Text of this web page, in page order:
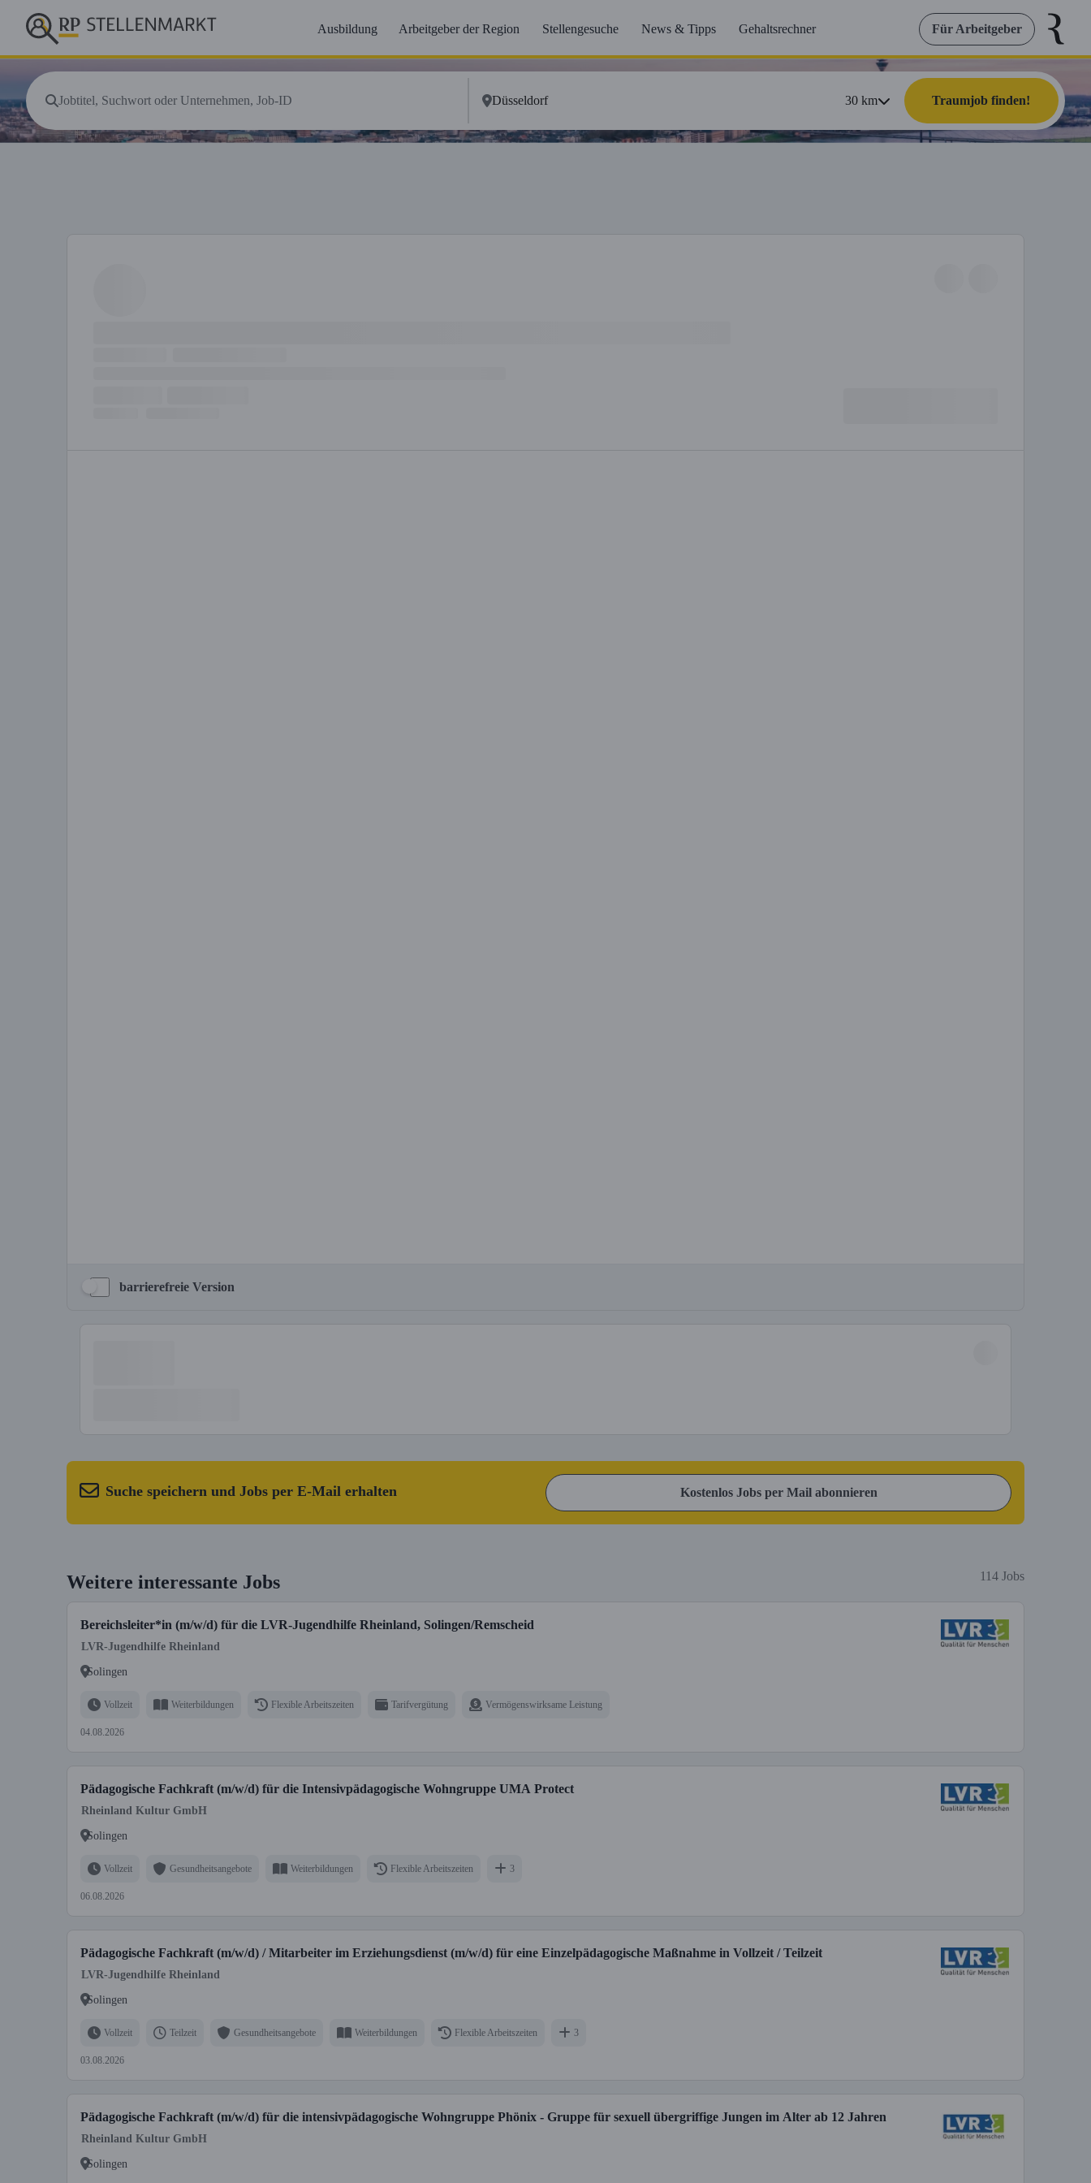
Ausbildung Arbeitgeber der Region Stellengesuche News & Tipps Gehaltsrechner Für Arbeitgeber
30km Traumjob finden!
barrierefreie Version
Suche speichern und Jobs per E-Mail erhalten Kostenlos Jobs per Mail abonnieren
Weitere interessante Jobs 114 Jobs
Bereichsleiter*in (m/w/d) für die LVR-Jugendhilfe Rheinland, Solingen/Remscheid
LVR-Jugendhilfe Rheinland
Solingen
Vollzeit Weiterbildungen Flexible Arbeitszeiten Tarifvergütung Vermögenswirksame Leistung
04.08.2026
Pädagogische Fachkraft (m/w/d) für die Intensivpädagogische Wohngruppe UMA Protect
Rheinland Kultur GmbH
Solingen
Vollzeit Gesundheitsangebote Weiterbildungen Flexible Arbeitszeiten 3
06.08.2026
Pädagogische Fachkraft (m/w/d) / Mitarbeiter im Erziehungsdienst (m/w/d) für eine Einzelpädagogische Maßnahme in Vollzeit / Teilzeit
LVR-Jugendhilfe Rheinland
Solingen
Vollzeit Teilzeit Gesundheitsangebote Weiterbildungen Flexible Arbeitszeiten 3
03.08.2026
Pädagogische Fachkraft (m/w/d) für die intensivpädagogische Wohngruppe Phönix - Gruppe für sexuell übergriffige Jungen im Alter ab 12 Jahren
Rheinland Kultur GmbH
Solingen